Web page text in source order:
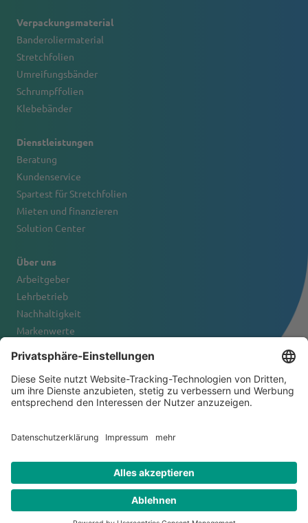
Verpackungsmaterial
Banderoliermaterial
Stretchfolien
Umreifungsbänder
Schrumpffolien
Klebebänder
Dienstleistungen
Beratung
Kundenservice
Spartest für Stretchfolien
Mieten und finanzieren
Solution Center
Über uns
Arbeitgeber
Lehrbetrieb
Nachhaltigkeit
Markenwerte
Kontakt
Allgemeine Geschäftsbedingungen
Impressum